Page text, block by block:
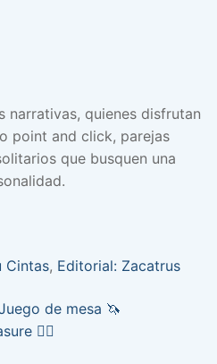
narrativas, quienes disfrutan
point and click, parejas
que busquen una
Cintas, Editorial: Zacatrus
de mesa 🦄
🏴‍☠️